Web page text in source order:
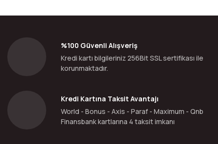
%100 Güvenli Alışveriş
Kredi kartı bilgileriniz 256Bit SSL sertifikası ile
korunmaktadır.
Kredi Kartına Taksit Avantajı
World - Bonus - Axis - Paraf - Maximum - Qnb
Finansbank kartlarına 4 taksit imkanı